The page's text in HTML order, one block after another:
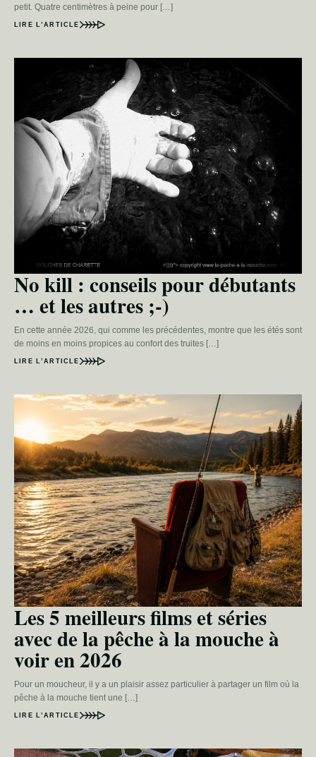
petit. Quatre centimètres à peine pour […]
LIRE L’ARTICLE
No kill : conseils pour débutants
… et les autres ;-)
En cette année 2026, qui comme les précédentes, montre que les étés sont
de moins en moins propices au confort des truites […]
LIRE L’ARTICLE
Les 5 meilleurs films et séries
avec de la pêche à la mouche à
voir en 2026
Pour un moucheur, il y a un plaisir assez particulier à partager un film où la
pêche à la mouche tient une […]
LIRE L’ARTICLE